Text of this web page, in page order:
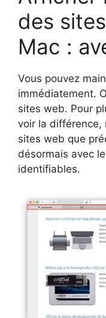
des
Mac :
Vous pouvez
immédiatement.
sites web. Pour
voir la différence,
sites web que
désormais avec
identifiables.